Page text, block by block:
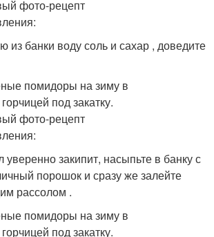
из банки воду соль и сахар , доведите
уверенно закипит, насыпьте в банку с
порошок и сразу же залейте
рассолом .